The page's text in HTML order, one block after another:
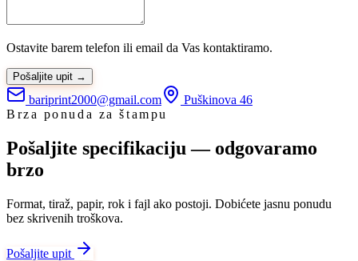
Ostavite barem telefon ili email da Vas kontaktiramo.
Pošaljite upit →
bariprint2000@gmail.com
Puškinova 46
Brza ponuda za štampu
Pošaljite specifikaciju — odgovaramo
brzo
Format, tiraž, papir, rok i fajl ako postoji. Dobićete jasnu ponudu
bez skrivenih troškova.
Pošaljite upit